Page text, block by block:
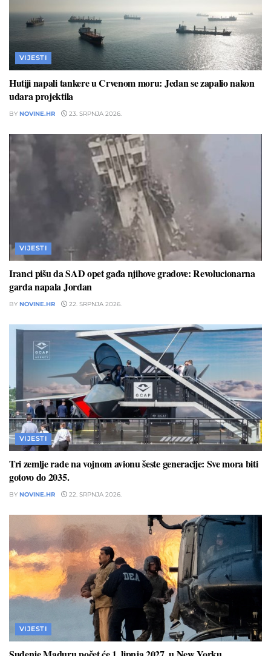
VIJESTI
Hutiji napali tankere u Crvenom moru: Jedan se zapalio nakon
udara projektila
BY NOVINE.HR 23. SRPNJA 2026.
VIJESTI
Iranci pišu da SAD opet gađa njihove gradove: Revolucionarna
garda napala Jordan
BY NOVINE.HR 22. SRPNJA 2026.
VIJESTI
Tri zemlje rade na vojnom avionu šeste generacije: Sve mora biti
gotovo do 2035.
BY NOVINE.HR 22. SRPNJA 2026.
VIJESTI